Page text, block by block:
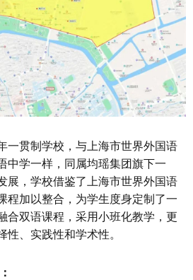
一贯制学校，与上海市世界外国语
中学一样，同属均瑶集团旗下一
展，学校借鉴了上海市世界外国语
程加以整合，为学生度身定制了一
合双语课程，采用小班化教学，更
性、实践性和学术性。